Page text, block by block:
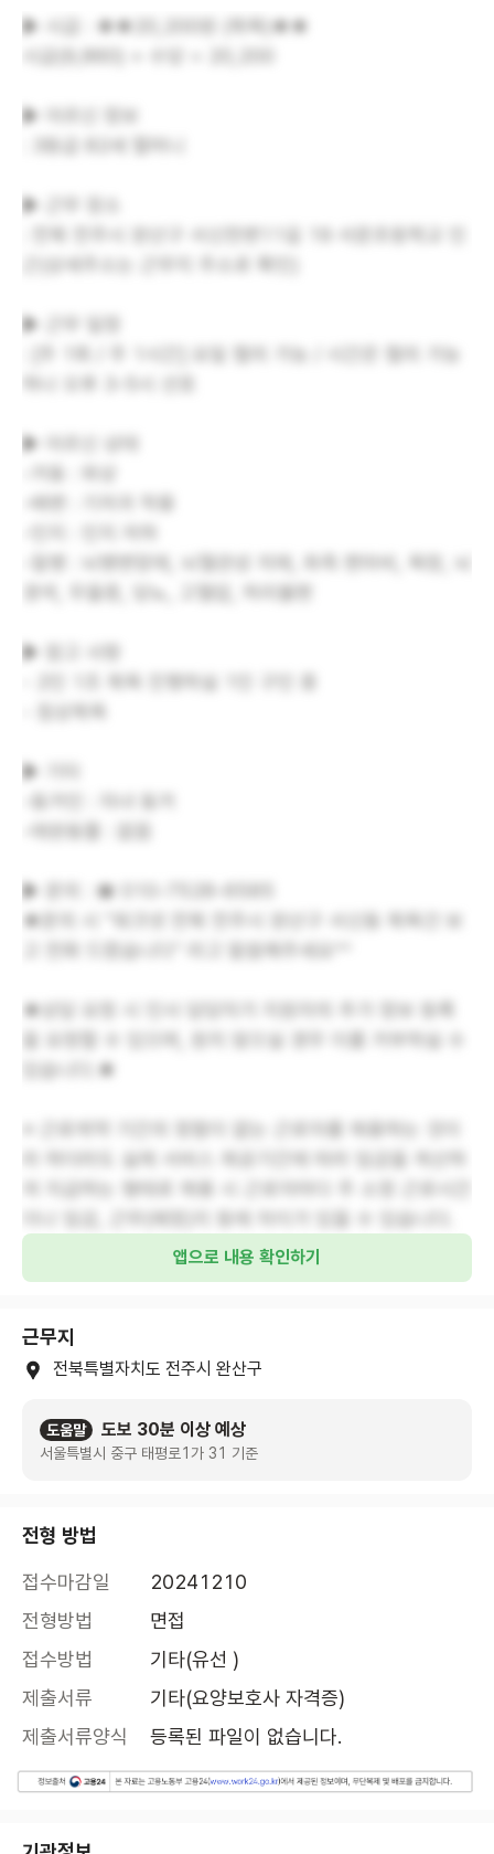
▶ 시급 : ★★20,200원 (목욕)★★
▶ 어르신 정보
▶ 근무 장소
▶ 근무 일정
▶ 어르신 상태
경색, 우울증, 당뇨, 고혈압, 허리불편
▶ 참고 사항
- 2인 1조 목욕 진행하실 1인 구인 중
▶ 기타
▶ 문의 : ☎ 010-7528-6585
★문의 시 "워크넷 전북 전주시 완산구 서신동 목욕건 보
★상담 요청 시 인사 담당자가 지원자의 추가 정보 등록
을 요청할 수 있으며, 원치 않으실 경우 이를 거부하실 수
있습니다.★
라 하더라도 실제 서비스 제공기간에 따라 임금을 계산하
앱으로 내용 확인하기
근무지
전북특별자치도 전주시 완산구
도움말 도보 30분 이상 예상
서울특별시 중구 태평로1가 31 기준
전형 방법
접수마감일
20241210
전형방법
면접
접수방법
기타(유선 )
제출서류
기타(요양보호사 자격증)
제출서류양식
등록된 파일이 없습니다.